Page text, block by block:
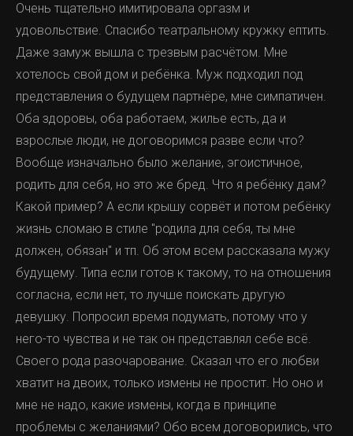
Очень тщательно имитировала оргазм и
удовольствие. Спасибо театральному кружку ептить.
Даже замуж вышла с трезвым расчётом. Мне
хотелось свой дом и ребёнка. Муж подходил под
представления о будущем партнёре, мне симпатичен.
Оба здоровы, оба работаем, жилье есть, да и
взрослые люди, не договоримся разве если что?
Вообще изначально было желание, эгоистичное,
родить для себя, но это же бред. Что я ребёнку дам?
Какой пример? А если крышу сорвёт и потом ребёнку
жизнь сломаю в стиле "родила для себя, ты мне
должен, обязан" и тп. Об этом всем рассказала мужу
будущему. Типа если готов к такому, то на отношения
согласна, если нет, то лучше поискать другую
девушку. Попросил время подумать, потому что у
него-то чувства и не так он представлял себе всё.
Своего рода разочарование. Сказал что его любви
хватит на двоих, только измены не простит. Но оно и
мне не надо, какие измены, когда в принципе
проблемы с желаниями? Обо всем договорились, что